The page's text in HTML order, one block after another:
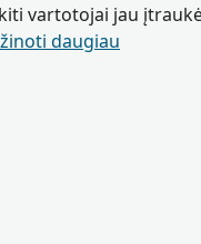
vartotojai jau
daugiau